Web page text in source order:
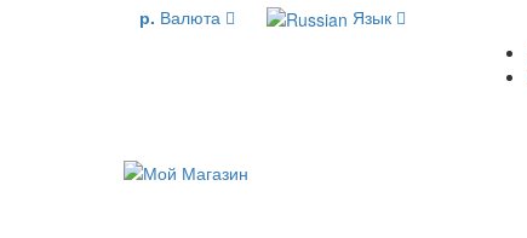
р. Валюта Язык